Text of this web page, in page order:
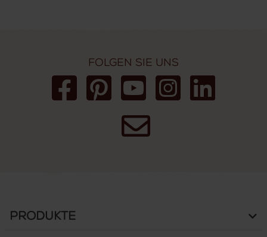
Folgen Sie uns
Produkte